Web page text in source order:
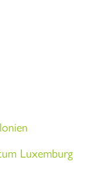
Luxemburg